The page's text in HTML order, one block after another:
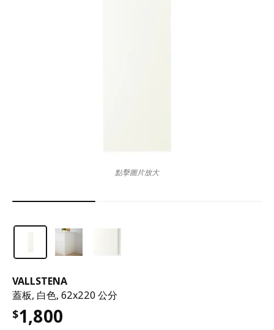
VALLSTENA
蓋板, 白色, 62x220 公分
$1,800
點擊圖片放大